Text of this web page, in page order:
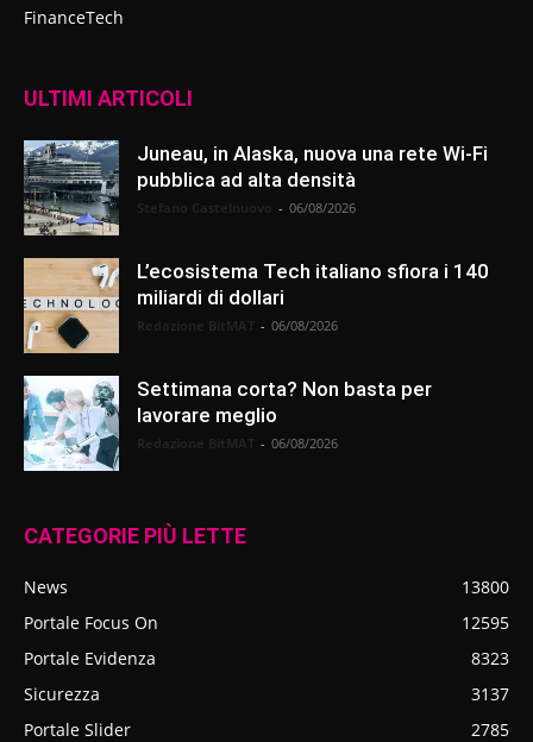
FinanceTech
ULTIMI ARTICOLI
Juneau, in Alaska, nuova una rete Wi-Fi
pubblica ad alta densità
- 06/08/2026
L’ecosistema Tech italiano sfiora i 140
miliardi di dollari
- 06/08/2026
Settimana corta? Non basta per
lavorare meglio
- 06/08/2026
CATEGORIE PIÙ LETTE
News
13800
Portale Focus On
12595
Portale Evidenza
8323
Sicurezza
3137
Portale Slider
2785